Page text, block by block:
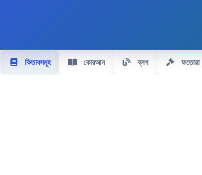
কিতাবসমূহ কোরআন ব্লগ ফতোয়া